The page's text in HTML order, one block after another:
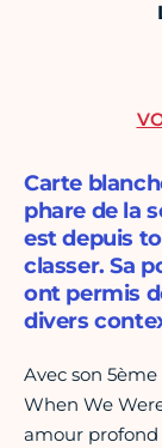
Carte
phare de la
est depuis
classer. Sa
ont permis
divers
Avec son
When We
amour